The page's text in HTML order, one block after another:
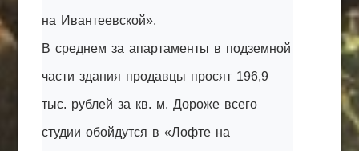
на Ивантеевской».
В среднем за апартаменты в подземной
части здания продавцы просят 196,9
тыс. рублей за кв. м. Дороже всего
студии обойдутся в «Лофте на